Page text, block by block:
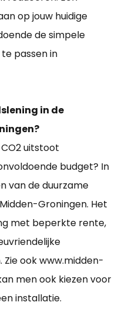
op jouw huidige
de simpele
passen in
in de
uitstoot
budget? In
van de duurzame
Groningen. Het
met beperkte rente,
ook www.midden-
men ook kiezen voor
installatie.